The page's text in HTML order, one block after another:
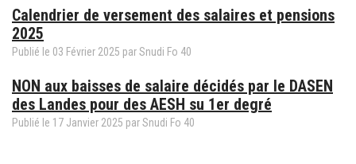
Calendrier de versement des salaires et pensions
2025
Publié le 03 Février 2025 par Snudi Fo 40
NON aux baisses de salaire décidés par le DASEN
des Landes pour des AESH su 1er degré
Publié le 17 Janvier 2025 par Snudi Fo 40